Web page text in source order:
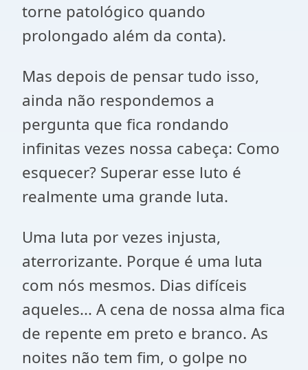
torne patológico quando
prolongado além da conta).
Mas depois de pensar tudo isso,
ainda não respondemos a
pergunta que fica rondando
infinitas vezes nossa cabeça: Como
esquecer? Superar esse luto é
realmente uma grande luta.
Uma luta por vezes injusta,
aterrorizante. Porque é uma luta
com nós mesmos. Dias difíceis
aqueles... A cena de nossa alma fica
de repente em preto e branco. As
noites não tem fim, o golpe no